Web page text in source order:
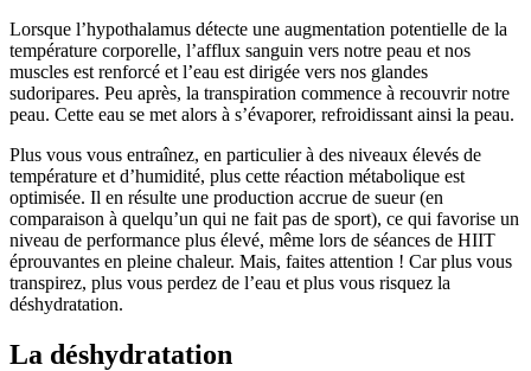
Lorsque l’hypothalamus détecte une augmentation potentielle de la
température corporelle, l’afflux sanguin vers notre peau et nos
muscles est renforcé et l’eau est dirigée vers nos glandes
sudoripares. Peu après, la transpiration commence à recouvrir notre
peau. Cette eau se met alors à s’évaporer, refroidissant ainsi la peau.
Plus vous vous entraînez, en particulier à des niveaux élevés de
température et d’humidité, plus cette réaction métabolique est
optimisée. Il en résulte une production accrue de sueur (en
comparaison à quelqu’un qui ne fait pas de sport), ce qui favorise un
niveau de performance plus élevé, même lors de séances de HIIT
éprouvantes en pleine chaleur. Mais, faites attention ! Car plus vous
transpirez, plus vous perdez de l’eau et plus vous risquez la
déshydratation.
La déshydratation